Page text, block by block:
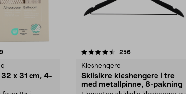
anmeldelser
x 31 cm, 4-
stjerner 256anmeldelser
Kleshengere
Sklisikre kleshengere i tre
med metallpinne, 8-pakning
4.5av 5 stjerner